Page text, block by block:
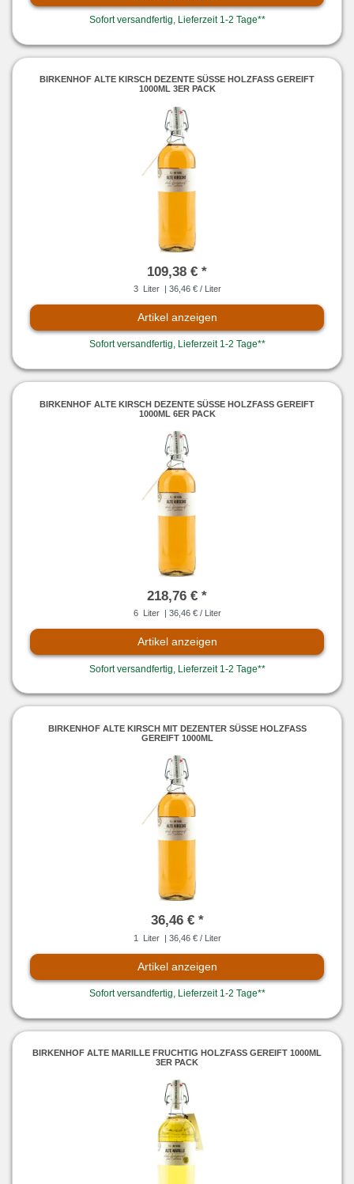
Sofort versandfertig, Lieferzeit 1-2 Tage**
BIRKENHOF ALTE KIRSCH DEZENTE SÜSSE HOLZFASS GEREIFT 1
000ML 3ER PACK
109,38 € *
3 Liter | 36,46 € / Liter
Artikel anzeigen
Sofort versandfertig, Lieferzeit 1-2 Tage**
BIRKENHOF ALTE KIRSCH DEZENTE SÜSSE HOLZFASS GEREIFT 1
000ML 6ER PACK
218,76 € *
6 Liter | 36,46 € / Liter
Artikel anzeigen
Sofort versandfertig, Lieferzeit 1-2 Tage**
BIRKENHOF ALTE KIRSCH MIT DEZENTER SÜSSE HOLZFASS G
EREIFT 1000ML
36,46 € *
1 Liter | 36,46 € / Liter
Artikel anzeigen
Sofort versandfertig, Lieferzeit 1-2 Tage**
BIRKENHOF ALTE MARILLE FRUCHTIG HOLZFASS GEREIFT 1000ML
3ER PACK